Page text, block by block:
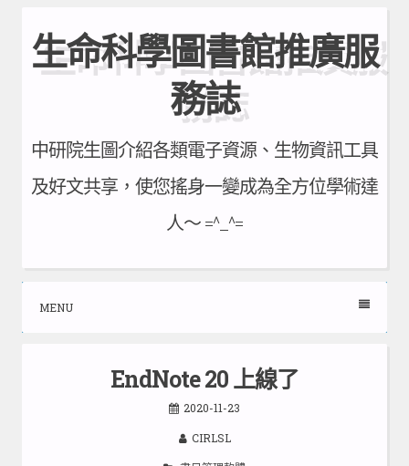
to
content
生命科學圖書館推廣服
務誌
中研院生圖介紹各類電子資源、生物資訊工具
及好文共享，使您搖身一變成為全方位學術達
人～ =^_^=
MENU
EndNote 20 上線了
2020-11-23
CIRLSL